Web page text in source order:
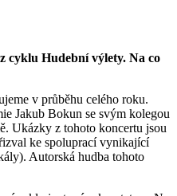
cyklu Hudební výlety. Na co
v průběhu celého roku.
Jakub Bokun se svým kolegou
Ukázky z tohoto koncertu jsou
ke spoluprací vynikající
Autorská hudba tohoto